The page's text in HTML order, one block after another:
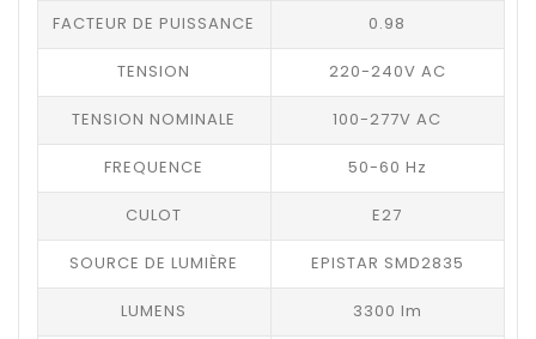
FACTEUR DE PUISSANCE 0.98
TENSION 220-240V AC
TENSION NOMINALE 100-277V AC
FREQUENCE 50-60 Hz
CULOT E27
SOURCE DE LUMIÈRE EPISTAR SMD2835
LUMENS 3300 lm